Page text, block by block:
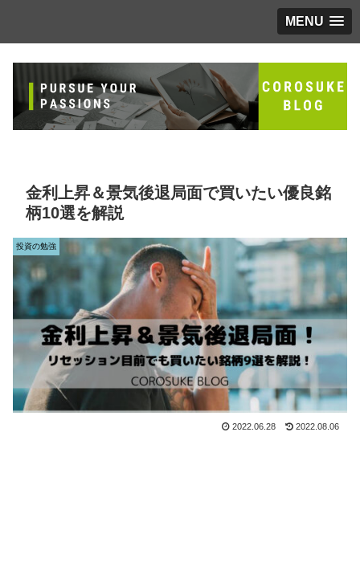
MENU
金利上昇＆景気後退局面で買いたい優良銘
柄10選を解説
投資の勉強
2022.06.28 2022.08.06